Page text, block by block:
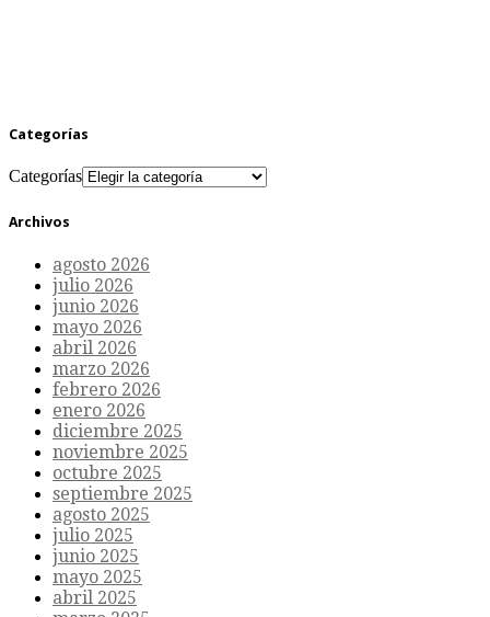
Categorías
Categorías
Archivos
agosto 2026
julio 2026
junio 2026
mayo 2026
abril 2026
marzo 2026
febrero 2026
enero 2026
diciembre 2025
noviembre 2025
octubre 2025
septiembre 2025
agosto 2025
julio 2025
junio 2025
mayo 2025
abril 2025